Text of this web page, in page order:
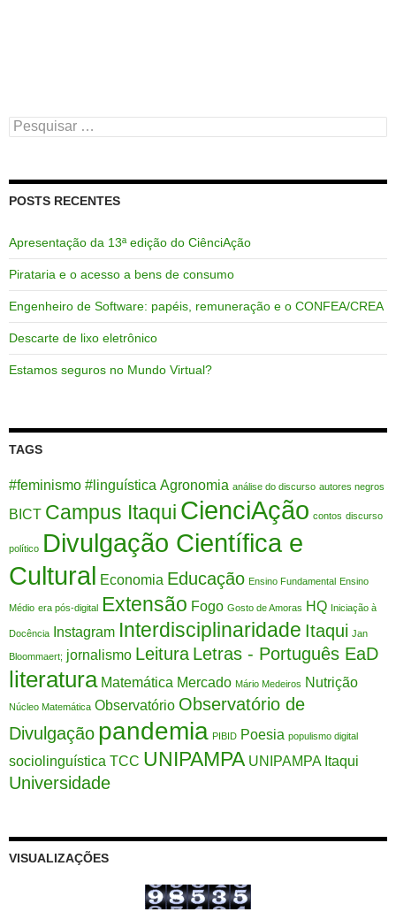
Pesquisar
por:
POSTS RECENTES
Apresentação da 13ª edição do CiênciAção
Pirataria e o acesso a bens de consumo
Engenheiro de Software: papéis, remuneração e o CONFEA/CREA
Descarte de lixo eletrônico
Estamos seguros no Mundo Virtual?
TAGS
#feminismo #linguística Agronomia análise do discurso autores negros
BICT Campus Itaqui CienciAção contos discurso
político Divulgação Científica e
Cultural Economia Educação Ensino Fundamental Ensino
Médio era pós-digital Extensão Fogo Gosto de Amoras HQ Iniciação à
Docência Instagram Interdisciplinaridade Itaqui Jan
Bloommaert; jornalismo Leitura Letras - Português EaD
literatura Matemática Mercado Mário Medeiros Nutrição
Núcleo Matemática Observatório Observatório de
Divulgação pandemia PIBID Poesia populismo digital
sociolinguística TCC UNIPAMPA UNIPAMPA Itaqui
Universidade
VISUALIZAÇÕES